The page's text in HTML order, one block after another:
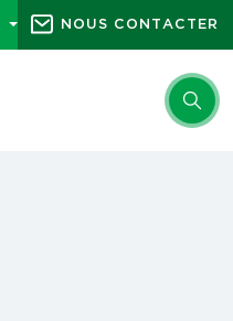
NOUS CONTACTER